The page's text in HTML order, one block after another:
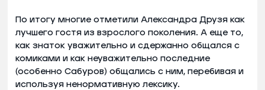
По итогу многие отметили Александра Друзя как
лучшего гостя из взрослого поколения. А еще то,
как знаток уважительно и сдержанно общался с
комиками и как неуважительно последние
(особенно Сабуров) общались с ним, перебивая и
используя ненормативную лексику.